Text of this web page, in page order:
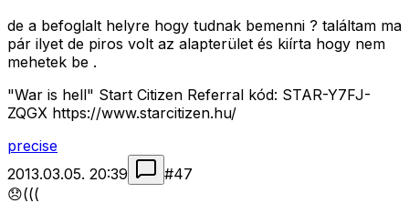
de a befoglalt helyre hogy tudnak bemenni ? találtam ma
pár ilyet de piros volt az alapterület és kiírta hogy nem
mehetek be .
"War is hell" Start Citizen Referral kód: STAR-Y7FJ-
ZQGX https://www.starcitizen.hu/
precise
2013.03.05. 20:39
#47
😞(((